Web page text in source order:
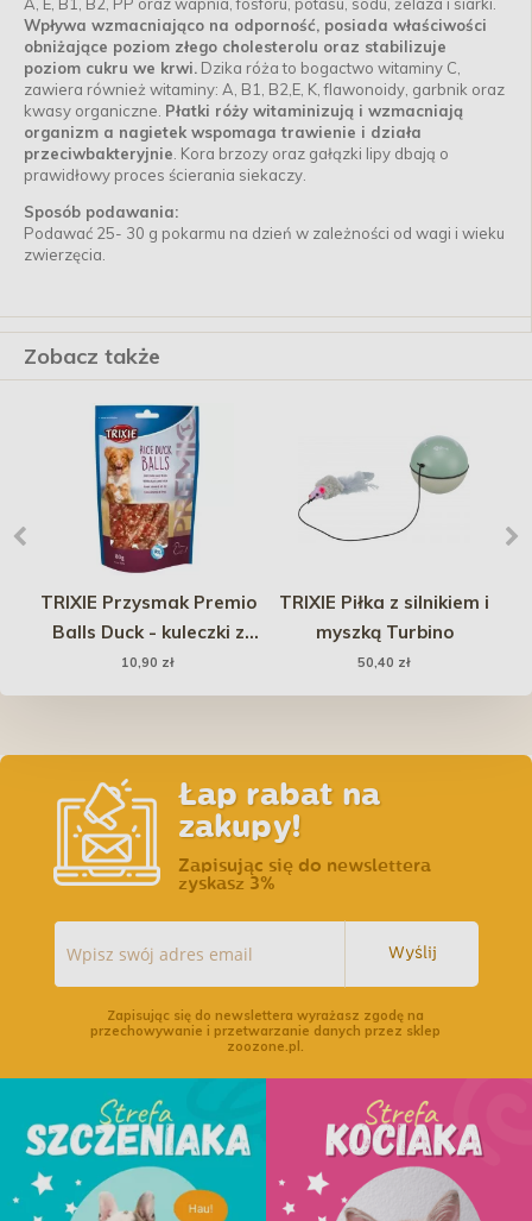
Wpływa wzmacniająco na odporność, posiada właściwości
obniżające poziom złego cholesterolu oraz stabilizuje
poziom cukru we krwi. Dzika róża to bogactwo witaminy C,
zawiera również witaminy: A, B1, B2,E, K, flawonoidy, garbnik oraz
kwasy organiczne. Płatki róży witaminizują i wzmacniają
organizm a nagietek wspomaga trawienie i działa
przeciwbakteryjnie . Kora brzozy oraz gałązki lipy dbają o
prawidłowy proces ścierania siekaczy.
Sposób podawania:
Podawać 25- 30 g pokarmu na dzień w zależności od wagi i wieku
zwierzęcia.
Zobacz także
TRIXIE Przysmak Premio
Balls Duck - kuleczki z
kaczką i ryżem 80g
10,90 zł
TRIXIE Piłka z silnikiem i
myszką Turbino
50,40 zł
Łap rabat na
zakupy!
Zapisując się do newslettera
zyskasz 3%
Wyślij
Zapisując się do newslettera wyrażasz zgodę na
przechowywanie i przetwarzanie danych przez sklep
zoozone.pl.